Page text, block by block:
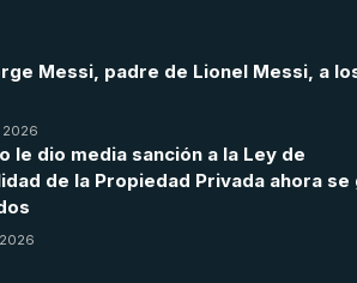
Messi, padre de Lionel Messi, a
le dio media sanción a la Ley de
de la Propiedad Privada ahora se